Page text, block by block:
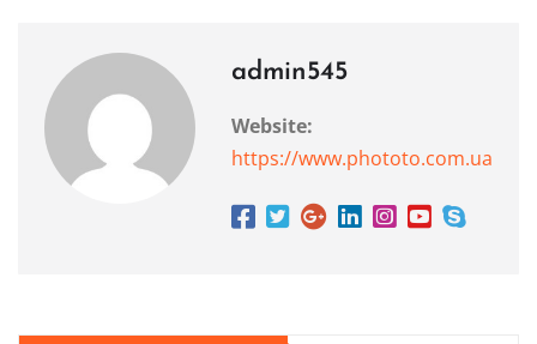
admin545
Website:
https://www.phototo.com.ua